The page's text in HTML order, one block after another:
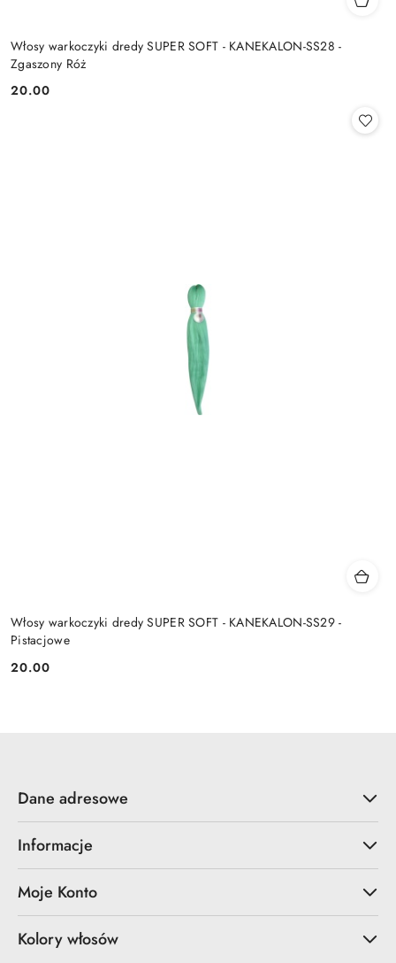
Włosy warkoczyki dredy SUPER SOFT - KANEKALON-SS28 -
Zgaszony Róż
Cena:
20.00
Włosy warkoczyki dredy SUPER SOFT - KANEKALON-SS29 -
Pistacjowe
Cena:
20.00
Dane adresowe
Informacje
Moje Konto
Kolory włosów